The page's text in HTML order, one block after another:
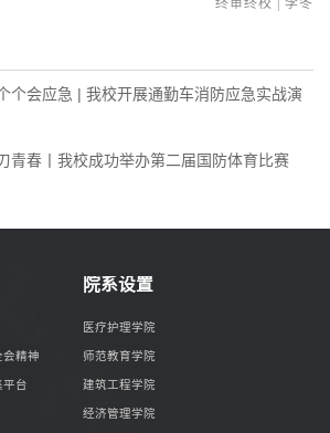
终审终校 | 李冬
个会应急 | 我校开展通勤车消防应急实战演
青春丨我校成功举办第二届国防体育比赛
精神
平台
院系设置
医疗护理学院
师范教育学院
建筑工程学院
经济管理学院